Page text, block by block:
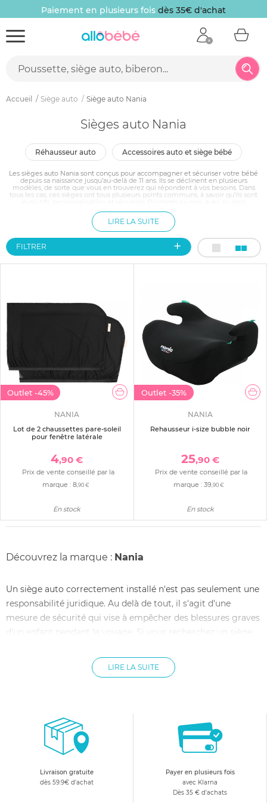
Paiement en plusieurs fois dès 35€ d'achat
Accueil Siège auto Siège auto Nania
Sièges auto Nania
réhausseur auto accessoires auto et siège bébé
Les sièges auto Nania sont conçus pour accompagner et sécuriser votre bébé
depuis sa naissance jusqu’au-delà de 11 ans. Ils se déclinent en plusieurs
modèles, de sorte que vous en trouverez qui répondent à vos besoins. Dans
tous les cas, ces sièges ont tous plusieurs points communs, à savoir qu’ils sont
morphologie de l’enfant qui peut ainsi y être confortablement installé tout au
long du trajet.
LIRE LA SUITE
FILTRER
Outlet -45%
NANIA
Lot de 2 chaussettes pare-soleil
pour fenêtre latérale
4,90 €
Prix de vente conseillé par la
marque : 8,90 €
En stock
Outlet -35%
NANIA
Rehausseur i-size bubble noir
25,90 €
Prix de vente conseillé par la
marque :39,90 €
En stock
Découvrez la marque : Nania
Un siège auto correctement installé n'est pas seulement une
responsabilité juridique. Au delà de tout, il s'agit d'une
mesure de sécurité qui vise à empêcher des blessures graves
d'un enfant pendant le voyage. Si vous recherchez un siège
maniabilité, sans compromettre sa promesse de protéger, la
gamme de sièges Nania est pour vous.
latéraux, ils sont rembourrés, munis d'accoudoirs, dotés d'un
appui-tête réglable en hauteur, qui grandit avec votre enfant.
Ils conviennent aux enfants à partir de 12 mois, et pesent de
9kg à 36kg. On note aussi que l'appui-tête rembourré puisse
se transformer en un siège d'appoint, le harnais de sécurité à
LIRE LA SUITE
Livraison gratuite
dès 59.9€ d'achat
Payer en plusieurs fois
avec Klarna
Dès 35 € d'achats